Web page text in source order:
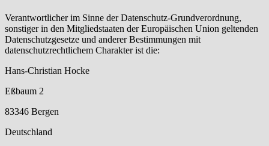
Verantwortlicher im Sinne der Datenschutz-Grundverordnung,
sonstiger in den Mitgliedstaaten der Europäischen Union geltenden
Datenschutzgesetze und anderer Bestimmungen mit
datenschutzrechtlichem Charakter ist die:
Hans-Christian Hocke
Eßbaum 2
83346 Bergen
Deutschland